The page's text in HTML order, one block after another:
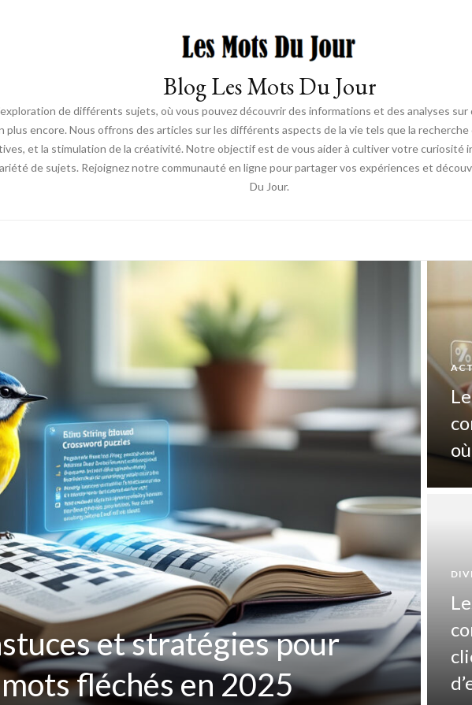
Blog Les Mots Du Jour
de différents sujets, où vous pouvez découvrir des informations et des analyses
plus encore. Nous offrons des articles sur les différents aspects de la vie tels que la
et la stimulation de la créativité. Notre objectif est de vous aider à cultiver votre curiosité
de sujets. Rejoignez notre communauté en ligne pour partager vos expériences et
Du Jour.
et stratégies pour
fléchés en 2025